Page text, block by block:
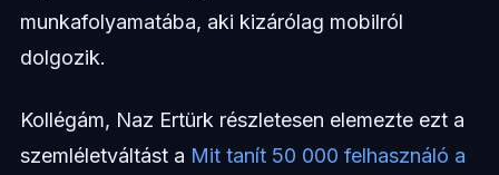
munkafolyamatába, aki kizárólag mobilról
dolgozik.
Kollégám, Naz Ertürk részletesen elemezte ezt a
szemléletváltást a Mit tanít 50 000 felhasználó a